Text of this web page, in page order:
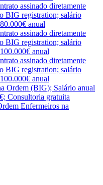
assinado diretamente
BIG registration; salário
anual
assinado diretamente
BIG registration; salário
anual
assinado diretamente
BIG registration; salário
anual
Ordem (BIG); Salário anual
Consultoria gratuita
Enfermeiros na